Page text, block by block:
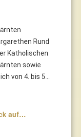
Rund
Katholischen
sowie
von 4. bis 5...
auf…